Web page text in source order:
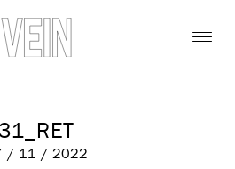
31_RET
/ 11 / 2022